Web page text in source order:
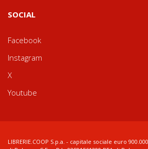
SOCIAL
Facebook
Instagram
X
Youtube
LIBRERIE.COOP S.p.a. - capitale sociale euro